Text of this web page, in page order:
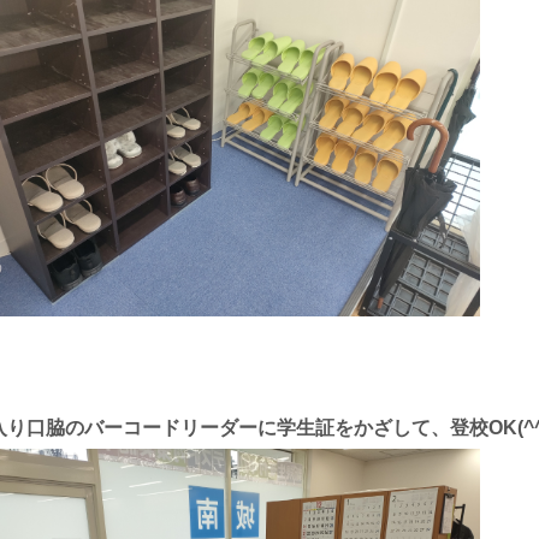
口脇のバーコードリーダーに学生証をかざして、登校